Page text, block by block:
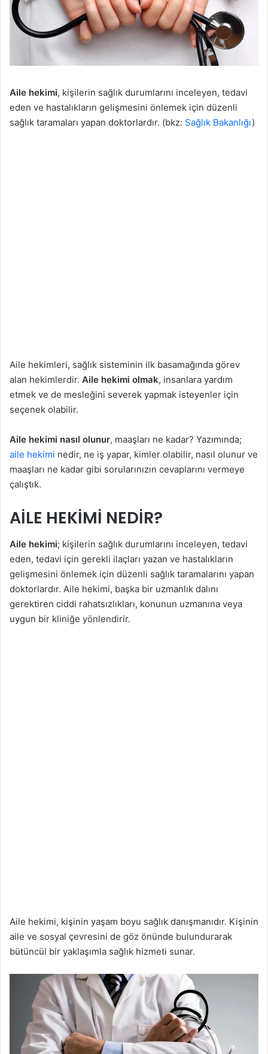
Aile hekimi, kişilerin sağlık durumlarını inceleyen, tedavi
eden ve hastalıkların gelişmesini önlemek için düzenli
sağlık taramaları yapan doktorlardır. (bkz: Sağlık Bakanlığı)
Aile hekimleri, sağlık sisteminin ilk basamağında görev
alan hekimlerdir. Aile hekimi olmak, insanlara yardım
etmek ve de mesleğini severek yapmak isteyenler için
seçenek olabilir.
Aile hekimi nasıl olunur, maaşları ne kadar? Yazımında;
aile hekimi nedir, ne iş yapar, kimler olabilir, nasıl olunur ve
maaşları ne kadar gibi sorularınızın cevaplarını vermeye
çalıştık.
AİLE HEKİMİ NEDİR?
Aile hekimi; kişilerin sağlık durumlarını inceleyen, tedavi
eden, tedavi için gerekli ilaçları yazan ve hastalıkların
gelişmesini önlemek için düzenli sağlık taramalarını yapan
doktorlardır. Aile hekimi, başka bir uzmanlık dalını
gerektiren ciddi rahatsızlıkları, konunun uzmanına veya
uygun bir kliniğe yönlendirir.
Aile hekimi, kişinin yaşam boyu sağlık danışmanıdır. Kişinin
aile ve sosyal çevresini de göz önünde bulundurarak
bütüncül bir yaklaşımla sağlık hizmeti sunar.